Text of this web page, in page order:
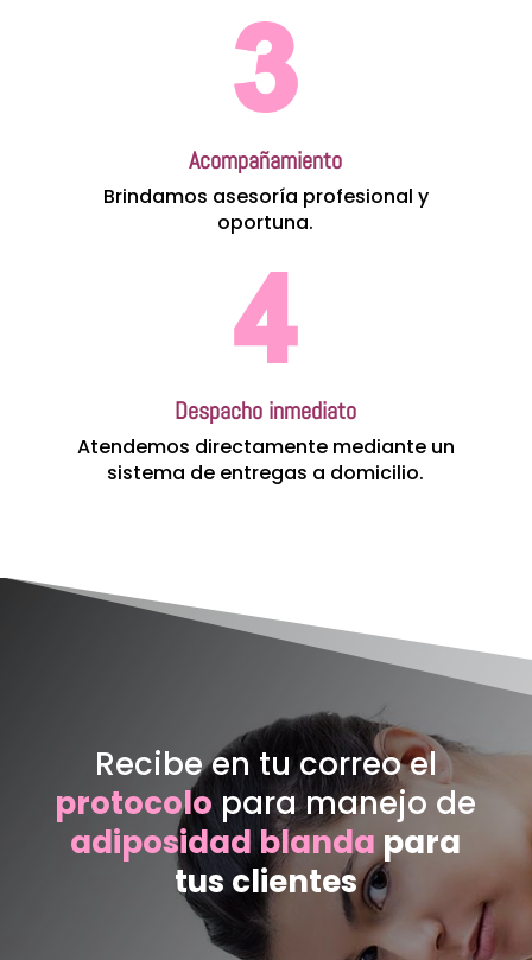
Acompañamiento
Brindamos asesoría profesional y
oportuna.
Despacho inmediato
Atendemos directamente mediante un
sistema de entregas a domicilio.
Recibe en tu correo el
protocolopara manejo de
adiposidad blandapara
tus clientes